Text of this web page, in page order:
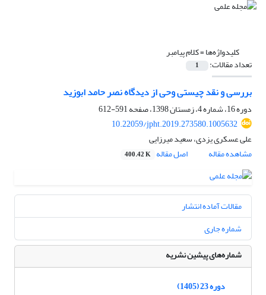
کلیدواژه‌ها =کلام پیامبر
تعداد مقالات: 1
بررسی و نقد چیستی وحی از دیدگاه نصر حامد ابوزید
دوره 16، شماره 4، زمستان 1398، صفحه
591-612
10.22059/jpht.2019.273580.1005632
علی عسکری یزدی، سعید میرزایی
مشاهده مقاله
اصل مقاله 400.42 K
مقالات آماده انتشار
شماره جاری
شماره‌های پیشین نشریه
دوره 23 (1405)